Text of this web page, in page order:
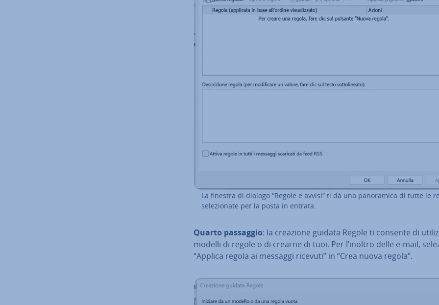
La finestra di dialogo “Regole e avvisi” ti dà una pa­no­ra­mi­ca di tutte le
se­le­zio­na­te per la posta in entrata.
Quarto passaggio: la creazione guidata Regole ti consente di
modelli di regole o di crearne di tuoi. Per l’inoltro delle e-mail,
“Applica regola ai messaggi ricevuti” in “Crea nuova regola”.